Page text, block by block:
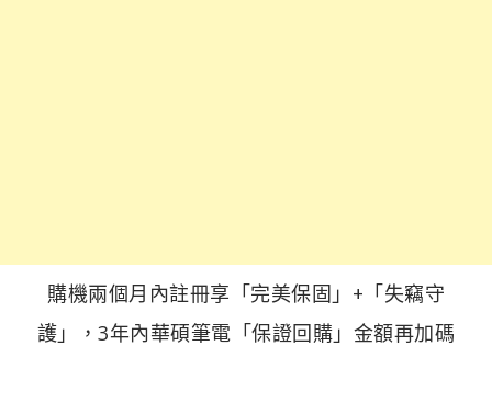
購機兩個月內註冊享「完美保固」+「失竊守
護」，3年內華碩筆電「保證回購」金額再加碼​